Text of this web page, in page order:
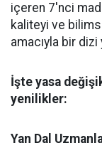
içeren 7'nci
kaliteyi ve
amacıyla bir dizi
​İşte yasa
yenilikler:
​Yan Dal